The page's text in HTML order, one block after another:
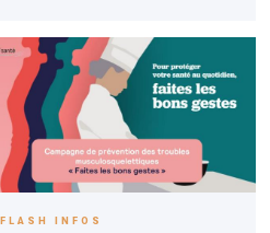
FLASH INFOS